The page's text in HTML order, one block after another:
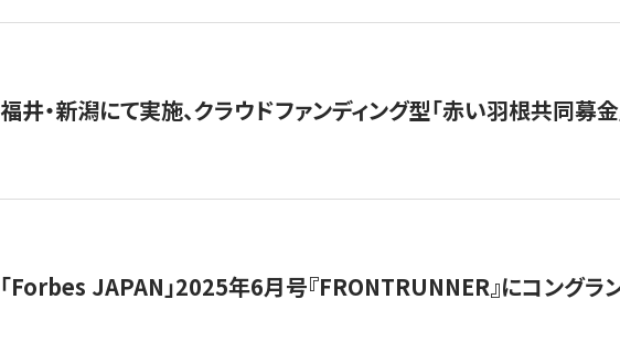
福井・新潟にて実施、クラウドファンディング型「赤い羽根共同
「Forbes JAPAN」2025年6月号『FRONTRUNNER』にコングラ